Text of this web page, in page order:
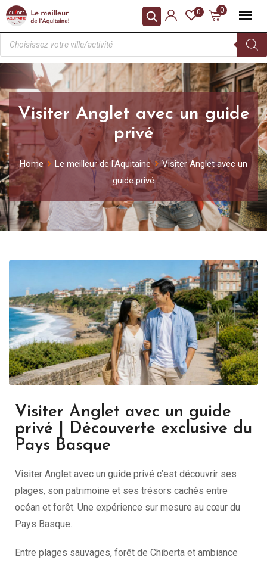
0
0
Visiter Anglet avec un guide
privé
Home Le meilleur de l'Aquitaine
Visiter Anglet avec un
guide privé
Visiter Anglet avec un guide
privé | Découverte exclusive du
Pays Basque
Visiter Anglet avec un guide privé c’est découvrir ses
plages, son patrimoine et ses trésors cachés entre
océan et forêt. Une expérience sur mesure au cœur du
Pays Basque.
Entre plages sauvages, forêt de Chiberta et ambiance